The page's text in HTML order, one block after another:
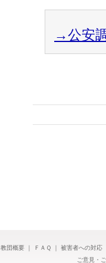
→公安
教団概要｜ ＦＡＱ 被害者への対応
ご意見・